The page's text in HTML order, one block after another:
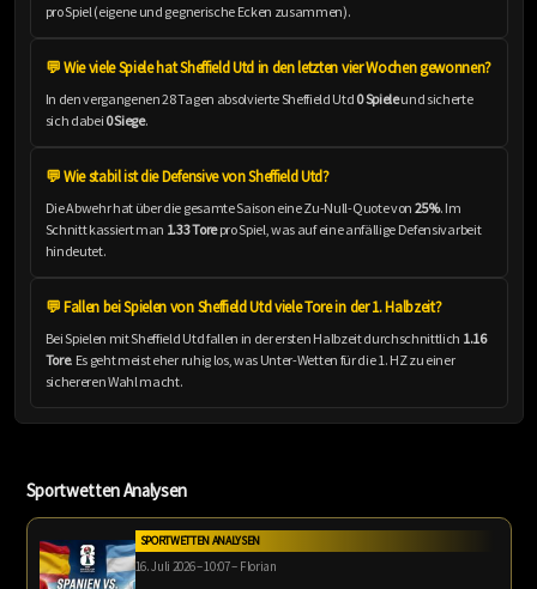
pro Spiel (eigene und gegnerische Ecken zusammen).
💬 Wie viele Spiele hat Sheffield Utd in den letzten vier Wochen gewonnen?
In den vergangenen 28 Tagen absolvierte Sheffield Utd 0 Spieleund sicherte
sich dabei 0 Siege.
💬 Wie stabil ist die Defensive von Sheffield Utd?
Die Abwehr hat über die gesamte Saison eine Zu-Null-Quote von 25%. Im
Schnitt kassiert man 1.33 Torepro Spiel, was auf eine anfällige Defensivarbeit
hindeutet.
💬 Fallen bei Spielen von Sheffield Utd viele Tore in der 1. Halbzeit?
Bei Spielen mit Sheffield Utd fallen in der ersten Halbzeit durchschnittlich 1.16
Tore. Es geht meist eher ruhig los, was Unter-Wetten für die 1. HZ zu einer
sichereren Wahl macht.
Sportwetten Analysen
SPORTWETTEN ANALYSEN
16. Juli 2026 – 10:07 – Florian